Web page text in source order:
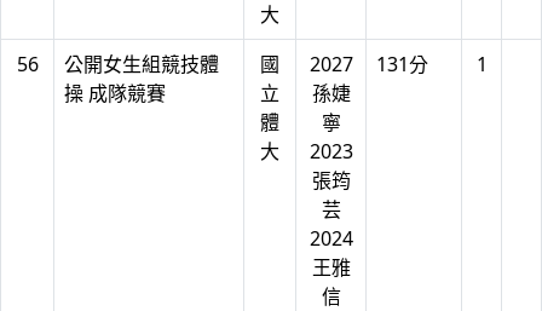
大
56
公開女生組競技體
操 成隊競賽
國
立
體
大
2027
孫婕
寧
2023
張筠
芸
2024
王雅
信
131分 1